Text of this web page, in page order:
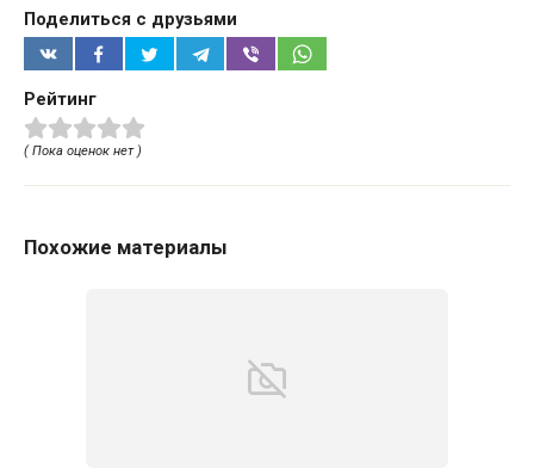
Поделиться с друзьями
Рейтинг
( Пока оценок нет )
Похожие материалы